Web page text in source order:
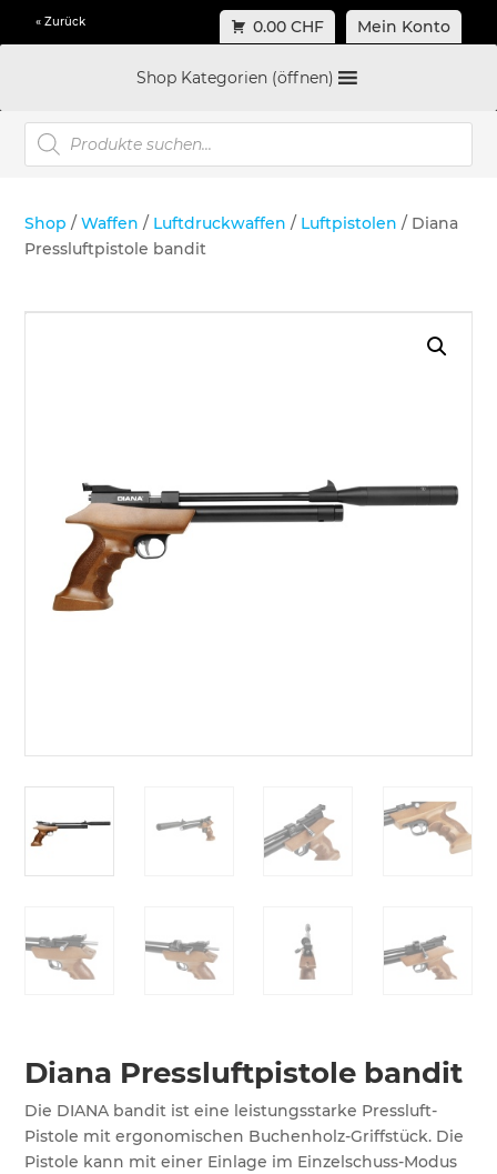
« Zurück 0.00 CHF Mein Konto
Shop Kategorien (öffnen)
Products
search
Shop /Waffen / Luftdruckwaffen / Luftpistolen / Diana
Pressluftpistole bandit
Diana Pressluftpistole bandit
Die DIANA bandit ist eine leistungsstarke Pressluft-
Pistole mit ergonomischen Buchenholz-Griffstück. Die
Pistole kann mit einer Einlage im Einzelschuss-Modus